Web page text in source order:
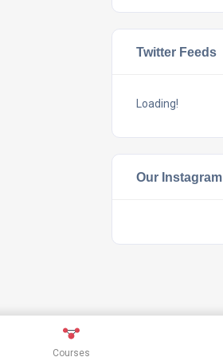
Twitter Feeds
Loading!
Our Instagram
Courses